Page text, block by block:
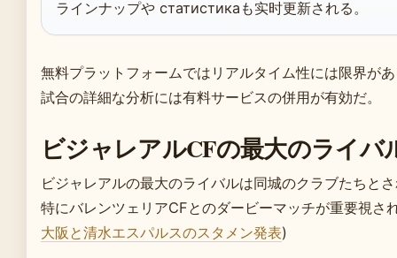
ラインナップや статистикаも实时更新される。
無料プラットフォームではリアルタイム性には限界が
試合の詳細な分析には有料サービスの併用が有効だ。
ビジャレアルCFの最大のライバ
ビジャレアルの最大のライバルは同城のクラブたちと
特にバレンツェリアCFとのダービーマッチが重要視さ
大阪と清水エスパルスのスタメン発表)